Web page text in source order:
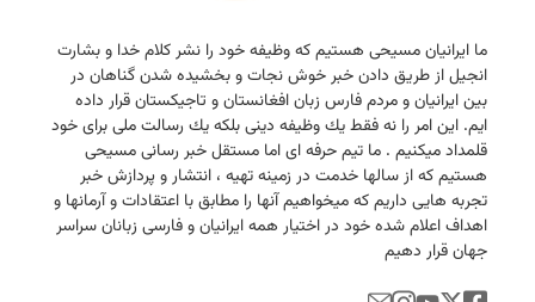
ما ایرانیان مسیحی هستیم كه وظیفه خود را نشر كلام خدا و بشارت
انجیل از طریق دادن خبر خوش نجات و بخشیده شدن گناهان در
بین ایرانیان و مردم فارس زبان افغانستان و تاجیكستان قرار داده
ایم. این امر را نه فقط یك وظیفه دینی بلكه یك رسالت ملی برای خود
قلمداد میكنیم . ما تیم حرفه ای اما مستقل خبر رسانی مسیحی
هستیم كه از سالها خدمت در زمینه تهیه ، انتشار و پردازش خبر
تجربه هایی داریم كه میخواهیم آنها را مطابق با اعتقادات و آرمانها و
اهداف اعلام شده خود در اختیار همه ایرانیان و فارسی زبانان سراسر
جهان قرار دهیم